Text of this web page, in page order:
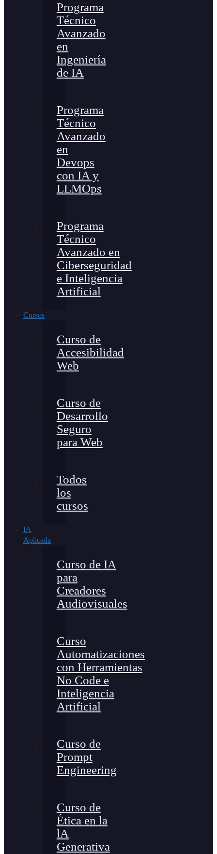
Programa
Técnico
Avanzado
en
Ingeniería
de IA
Programa
Técnico
Avanzado
en
Devops
con IA y
LLMOps
Programa
Técnico
Avanzado en
Ciberseguridad
e Inteligencia
Artificial
Cursos
Curso de
Accesibilidad
Web
Curso de
Desarrollo
Seguro
para Web
Todos
los
cursos
IA
Aplicada
Curso de IA
para
Creadores
Audiovisuales
Curso
Automatizaciones
con Herramientas
No Code e
Inteligencia
Artificial
Curso de
Prompt
Engineering
Curso de
Ética en la
lA
Generativa